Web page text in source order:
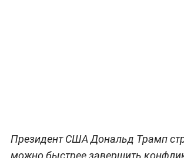
Президент США Дональд Трамп
можно быстрее завершить